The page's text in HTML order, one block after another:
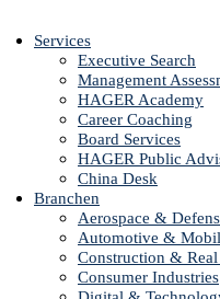
Services
Executive Search
Management
HAGER Academy
Career Coaching
Board Services
HAGER Public
China Desk
Branchen
Aerospace &
Automotive &
Construction & Real
Consumer Industries